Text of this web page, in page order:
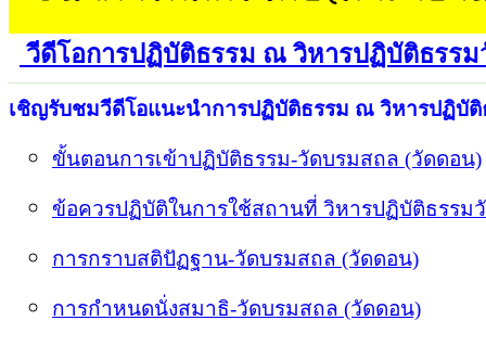
วีดีโอการปฏิบัติธรรม ณ วิหารปฏิบัติธรร
เชิญรับชมวีดีโอแนะนำการปฏิบัติธรรม ณ วิหารปฏิบัติ
ขั้นตอนการเข้าปฏิบัติธรรม-วัดบรมสถล (วัดดอน)
ข้อควรปฏิบัติในการใช้สถานที่ วิหารปฏิบัติธรรม
การกราบสติปัฏฐาน-วัดบรมสถล (วัดดอน)
การกำหนดนั่งสมาธิ-วัดบรมสถล (วัดดอน)